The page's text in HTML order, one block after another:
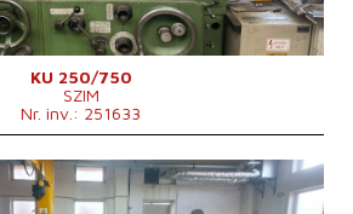
4 kW
l x Î
1400x1420x1500 mm
2540 kg
KU 250/750
SZIM
Nr. inv.: 251633
2007
da